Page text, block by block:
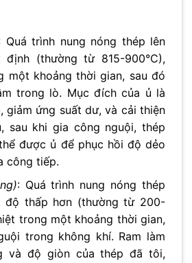
Quá trình nung nóng thép lên
định (thường từ 815-900°C),
một khoảng thời gian, sau đó
trong lò. Mục đích của ủ là
giảm ứng suất dư, và cải thiện
sau khi gia công nguội, thép
được ủ để phục hồi độ dẻo
công tiếp.
: Quá trình nung nóng thép
độ thấp hơn (thường từ 200-
trong một khoảng thời gian,
trong không khí. Ram làm
và độ giòn của thép đã tôi,